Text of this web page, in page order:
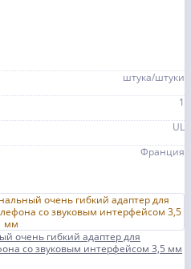
штука/штуки
1
UL
Франция
очень гибкий адаптер для
со звуковым интерфейсом 3,5 мм